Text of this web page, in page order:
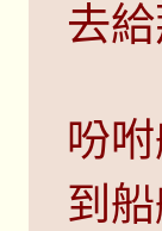
去
吩
到